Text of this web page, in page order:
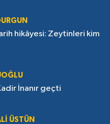
hikâyesi: Zeytinleri kim
İnanır geçti
ÜSTÜN